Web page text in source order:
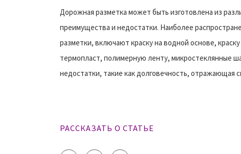
Дорожная разметка может быть изготовлена из
преимущества и недостатки. Наиболее
разметки, включают краску на водной основе,
термопласт, полимерную ленту, микростеклянные
недостатки, такие как долговечность, отражающая
РАССКАЗАТЬ О СТАТЬЕ